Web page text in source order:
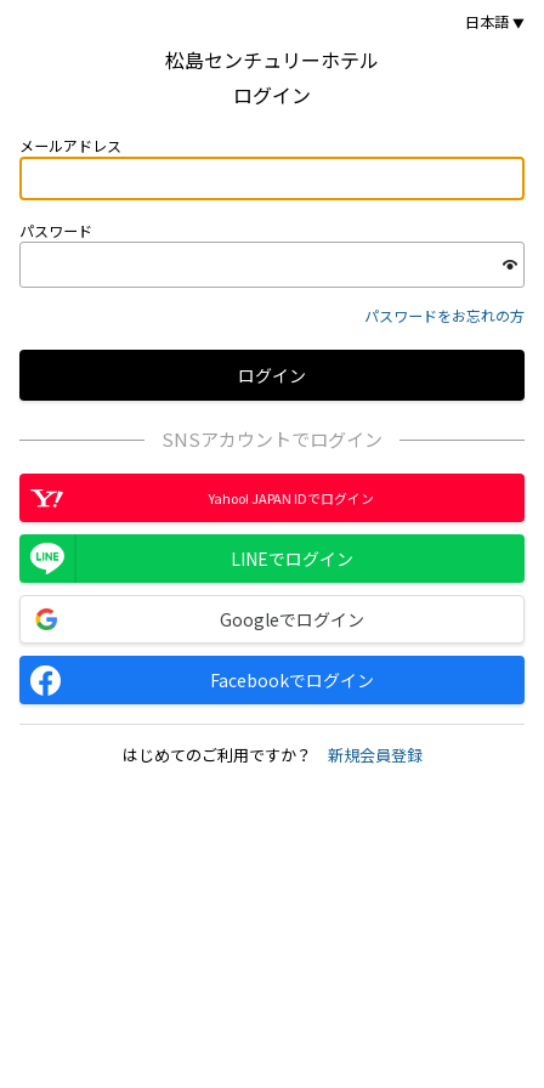
松島センチュリーホテル
日本語
ログイン
メールアドレス
パスワード
パスワードをお忘れの方
SNSアカウントでログイン
Yahoo! JAPAN IDでログイン
LINEでログイン
Googleでログイン
Facebookでログイン
はじめてのご利用ですか？ 新規会員登録